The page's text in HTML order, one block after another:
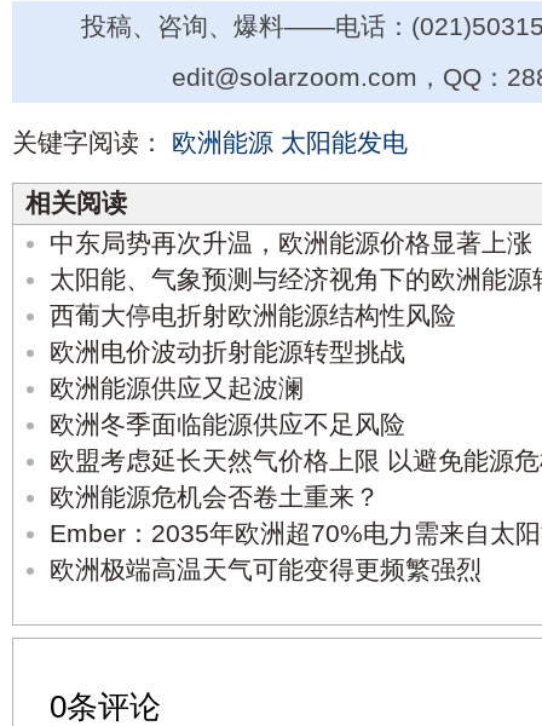
投稿、咨询、爆料——电话：
edit@solarzoom.com，QQ：
关键字阅读： 欧洲能源 太阳能发电
相关阅读
中东局势再次升温，欧洲能源价格显著上涨
太阳能、气象预测与经济视角下的欧洲能源
西葡大停电折射欧洲能源结构性风险
欧洲电价波动折射能源转型挑战
欧洲能源供应又起波澜
欧洲冬季面临能源供应不足风险
欧盟考虑延长天然气价格上限 以避免能源
欧洲能源危机会否卷土重来？
Ember：2035年欧洲超70%电力需来自太
欧洲极端高温天气可能变得更频繁强烈
0条评论